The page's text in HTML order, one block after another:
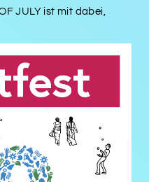
JULY ist mit dabei,